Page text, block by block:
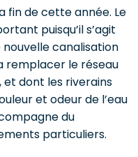
fin de cette année. Le
puisqu’il s’agit
nouvelle canalisation
remplacer le réseau
dont les riverains
et odeur de l’eau
du
particuliers.